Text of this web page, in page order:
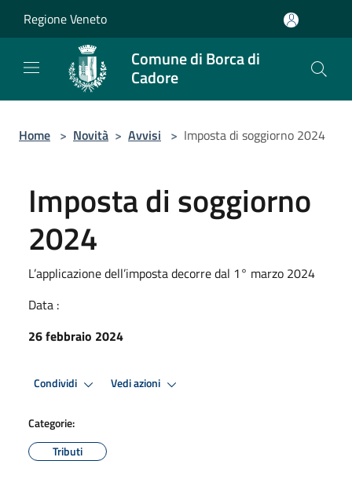
Regione Veneto
Comune di Borca di
Cadore
Home > Novità > Avvisi > Imposta di soggiorno 2024
Imposta di soggiorno
2024
L’applicazione dell’imposta decorre dal 1° marzo 2024
Data :
26 febbraio 2024
Condividi Vedi azioni
Categorie:
Tributi